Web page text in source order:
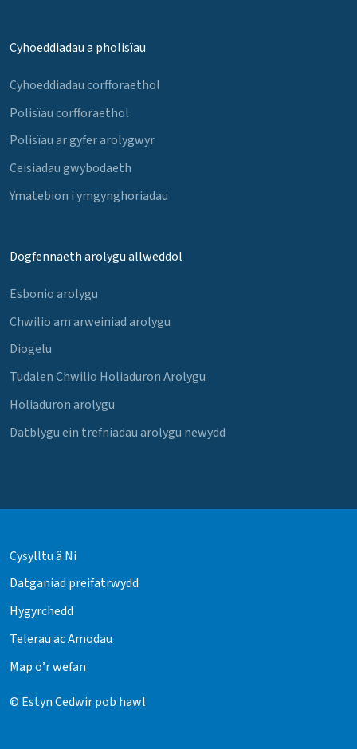
Cyhoeddiadau a pholisïau
Cyhoeddiadau corfforaethol
Polisïau corfforaethol
Polisïau ar gyfer arolygwyr
Ceisiadau gwybodaeth
Ymatebion i ymgynghoriadau
Dogfennaeth arolygu allweddol
Esbonio arolygu
Chwilio am arweiniad arolygu
Diogelu
Tudalen Chwilio Holiaduron Arolygu
Holiaduron arolygu
Datblygu ein trefniadau arolygu newydd
Cysylltu â Ni
Datganiad preifatrwydd
Hygyrchedd
Telerau ac Amodau
Map o’r wefan
© Estyn Cedwir pob hawl